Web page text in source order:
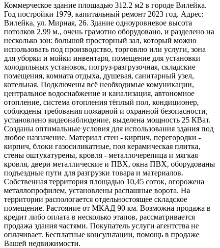
Коммерческое здание площадью 312.2 м2 в городе Вилейка.
Год постройки 1979, капитальный ремонт 2023 год. Адрес:
Вилейка, ул. Мирная, 26. Здание одноуровневое высота
потолков 2,99 м., очень грамотно оборудовано, и разделено на
несколько зон: большой просторный зал, который можно
использовать под производство, торговлю или услуги, зона
для уборки и мойки инвентаря, помещение для установки
холодильных установок, погруз-разгрузочная, складские
помещения, комната отдыха, душевая, санитарный узел,
котельная. Подключены всё необходимые комуникации,
центральное водоснабжение и канализация, автономное
отопление, система отопления тёплый пол, кондиционер,
соблюдены требования пожарной и охранной безопасности,
установлено видеонаблюдение, выделена мощность 25 КВат.
Созданы оптимальные условия для использования здания под
любое назначение. Материал стен - кирпич, перегородки -
кирпич, блоки газосиликатные, пол керамическая плитка,
стены оштукатурены, кровля - металлочерепица и мягкая
кровля, двери металлические и ПВХ, окна ПВХ, оборудованы
подъездные пути для разгрузки товара и материалов.
Собственная территория площадью 10,45 соток, огорожена
металлопрофилем, установлены распашные ворота. На
территории распологается отдельностоящее складское
помещение. Растояние от МКАД 90 км. Возможна продажа в
кредит либо оплата в несколько этапов, рассматривается
продажа здания частями. Покупатель услуги агентства не
оплачивает. Бесплатные консультации, помощь в продаже
Вашей недвижимости.